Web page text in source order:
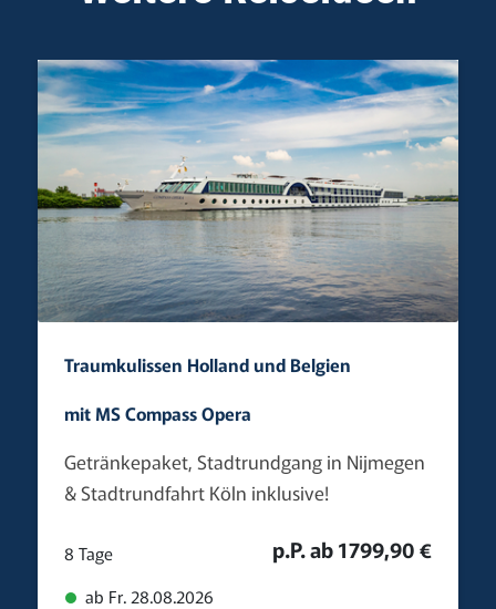
Traumkulissen Holland und Belgien
mit MS Compass Opera
Getränkepaket, Stadtrundgang in Nijmegen
& Stadtrundfahrt Köln inklusive!
8 Tage
ab Fr. 28.08.2026
p.P. ab 1799,90 €